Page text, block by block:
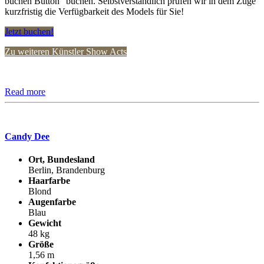
kurzfristig die Verfügbarkeit des Models für Sie!
Jetzt buchen!
Zu weiteren Künstler Show Acts
Read more
Candy Dee
Ort, Bundesland
Berlin, Brandenburg
Haarfarbe
Blond
Augenfarbe
Blau
Gewicht
48 kg
Größe
1,56 m